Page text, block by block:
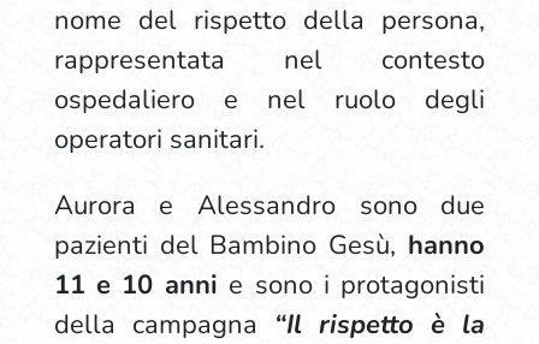
nome del rispetto della persona,
rappresentata nel contesto
ospedaliero e nel ruolo degli
operatori sanitari.
Aurora e Alessandro sono due
pazienti del Bambino Gesù, hanno
11 e 10 anni e sono i protagonisti
della campagna “Il rispetto è la